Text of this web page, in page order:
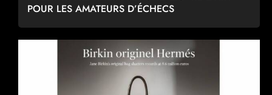
POUR LES AMATEURS D’ÉCHECS